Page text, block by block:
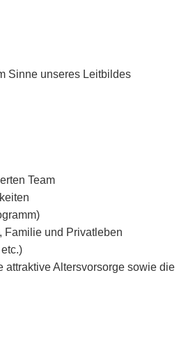
Sinne unseres Leitbildes
Team
Familie und Privatleben
attraktive Altersvorsorge sowie die